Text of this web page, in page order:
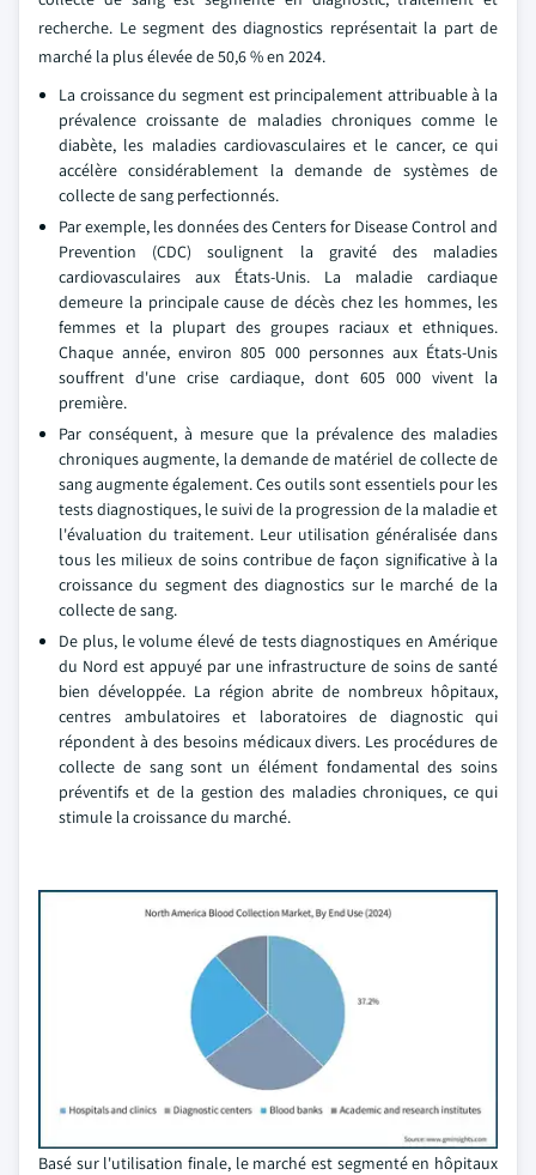
recherche. Le segment des diagnostics représentait la part de
marché la plus élevée de 50,6 % en 2024.
La croissance du segment est principalement attribuable à la
prévalence croissante de maladies chroniques comme le
diabète, les maladies cardiovasculaires et le cancer, ce qui
accélère considérablement la demande de systèmes de
collecte de sang perfectionnés.
Par exemple, les données des Centers for Disease Control and
Prevention (CDC) soulignent la gravité des maladies
cardiovasculaires aux États-Unis. La maladie cardiaque
demeure la principale cause de décès chez les hommes, les
femmes et la plupart des groupes raciaux et ethniques.
Chaque année, environ 805 000 personnes aux États-Unis
souffrent d'une crise cardiaque, dont 605 000 vivent la
première.
Par conséquent, à mesure que la prévalence des maladies
chroniques augmente, la demande de matériel de collecte de
sang augmente également. Ces outils sont essentiels pour les
tests diagnostiques, le suivi de la progression de la maladie et
l'évaluation du traitement. Leur utilisation généralisée dans
tous les milieux de soins contribue de façon significative à la
croissance du segment des diagnostics sur le marché de la
collecte de sang.
De plus, le volume élevé de tests diagnostiques en Amérique
du Nord est appuyé par une infrastructure de soins de santé
bien développée. La région abrite de nombreux hôpitaux,
centres ambulatoires et laboratoires de diagnostic qui
répondent à des besoins médicaux divers. Les procédures de
collecte de sang sont un élément fondamental des soins
préventifs et de la gestion des maladies chroniques, ce qui
stimule la croissance du marché.
Basé sur l'utilisation finale, le marché est segmenté en hôpitaux